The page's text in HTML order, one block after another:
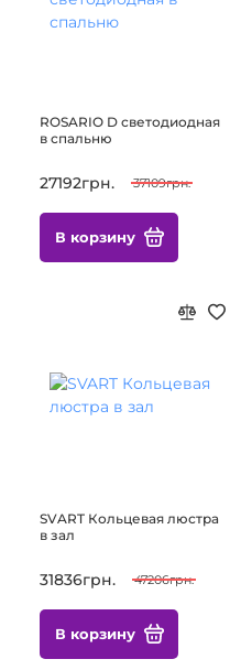
ROSARIO D светодиодная
в спальню
27192грн. 37109грн.
В корзину
SVART Кольцевая люстра
в зал
31836грн. 47206грн.
В корзину